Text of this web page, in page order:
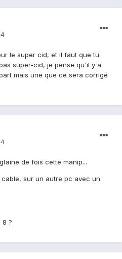
le super cid, et il faut que tu
super-cid, je pense qu'il y a
mais une que ce sera corrigé
de fois cette manip...
sur un autre pc avec un
8 ?